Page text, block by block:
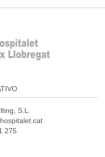
S.L.
275